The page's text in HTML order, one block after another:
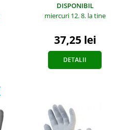
DISPONIBIL
miercuri 12. 8. la tine
37,25 lei
DETALII